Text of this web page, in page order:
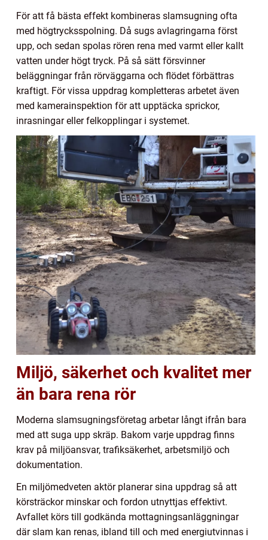
För att få bästa effekt kombineras slamsugning ofta
med högtrycksspolning. Då sugs avlagringarna först
upp, och sedan spolas rören rena med varmt eller kallt
vatten under högt tryck. På så sätt försvinner
beläggningar från rörväggarna och flödet förbättras
kraftigt. För vissa uppdrag kompletteras arbetet även
med kamerainspektion för att upptäcka sprickor,
inrasningar eller felkopplingar i systemet.
Miljö, säkerhet och kvalitet mer
än bara rena rör
Moderna slamsugningsföretag arbetar långt ifrån bara
med att suga upp skräp. Bakom varje uppdrag finns
krav på miljöansvar, trafiksäkerhet, arbetsmiljö och
dokumentation.
En miljömedveten aktör planerar sina uppdrag så att
körsträckor minskar och fordon utnyttjas effektivt.
Avfallet körs till godkända mottagningsanläggningar
där slam kan renas, ibland till och med energiutvinnas i